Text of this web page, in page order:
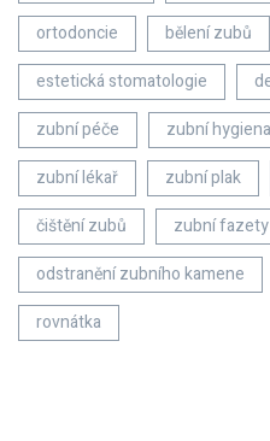
ortodoncie
bělení zubů
estetická stomatologie
zubní péče
zubní hygiena
zubní lékař
zubní plak
čištění zubů
zubní fazety
odstranění zubního kamene
rovnátka